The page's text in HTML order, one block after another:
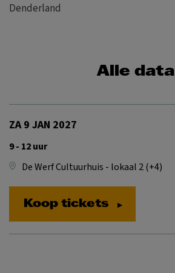
Denderland
Alle data
ZA 9 JAN 2027
9 - 12 uur
De Werf Cultuurhuis - lokaal 2 (+4)
Koop tickets